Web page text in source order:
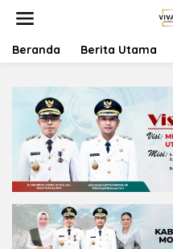
Beranda Berita Utama